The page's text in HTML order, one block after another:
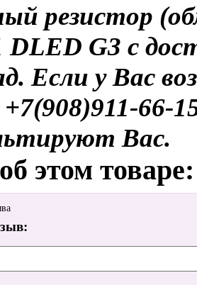
резистор
G3 с
Если у Вас
+7(908)911-
Вас.
этом товаре: